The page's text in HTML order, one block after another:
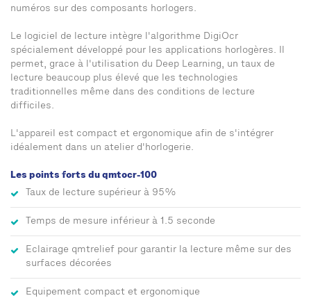
numéros sur des composants horlogers.
Le logiciel de lecture intègre l'algorithme DigiOcr
spécialement développé pour les applications horlogères. Il
permet, grace à l'utilisation du Deep Learning, un taux de
lecture beaucoup plus élevé que les technologies
traditionnelles même dans des conditions de lecture
difficiles.
L'appareil est compact et ergonomique afin de s'intégrer
idéalement dans un atelier d'horlogerie.
Les points forts du qmtocr-100
Taux de lecture supérieur à 95%
Temps de mesure inférieur à 1.5 seconde
Eclairage qmtrelief pour garantir la lecture même sur des
surfaces décorées
Equipement compact et ergonomique